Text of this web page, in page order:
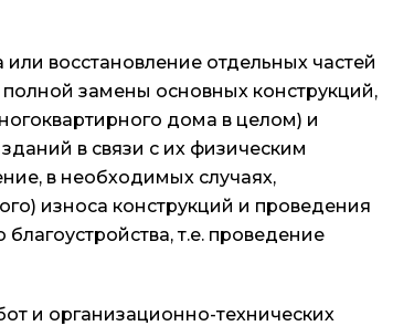
восстановление отдельных частей
замены основных конструкций,
дома в целом) и
в связи с их физическим
в необходимых случаях,
износа конструкций и проведения
т.е. проведение
и организационно-технических